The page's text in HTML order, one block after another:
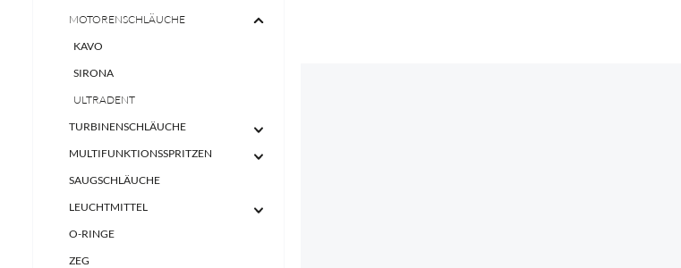
MOTORENSCHLÄUCHE
KAVO
SIRONA
ULTRADENT
TURBINENSCHLÄUCHE
MULTIFUNKTIONSSPRITZEN
SAUGSCHLÄUCHE
LEUCHTMITTEL
O-RINGE
ZEG